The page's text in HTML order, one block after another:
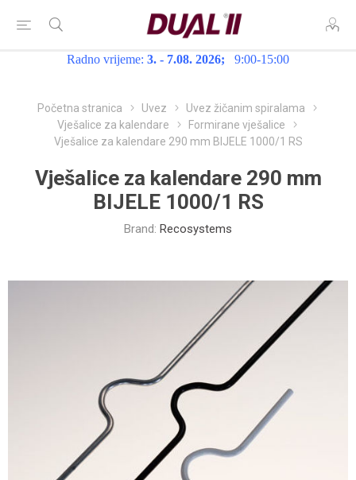
Radno vrijeme: 3. - 7.08. 2026; 9:00-15:00
Početna stranica Uvez
Uvez žičanim spiralama
Vješalice za kalendare
Formirane vješalice
Vješalice za kalendare 290 mm BIJELE 1000/1 RS
Vješalice za kalendare 290 mm
BIJELE 1000/1 RS
Brand: Recosystems